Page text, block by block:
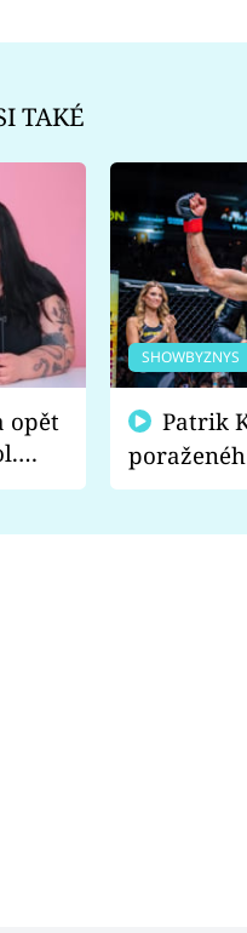
TAKÉ
opět
a
SHOWBYZNYS
fanoušci